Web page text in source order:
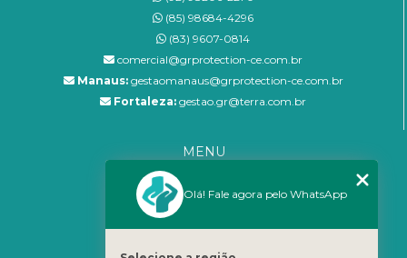
(85) 98684-4296
(83) 9607-0814
comercial@grprotection-ce.com.br
Manaus:gestaomanaus@grprotection-ce.com.br
Fortaleza: gestao.gr@terra.com.br
MENU
Empresa
Olá! Fale agora pelo WhatsApp